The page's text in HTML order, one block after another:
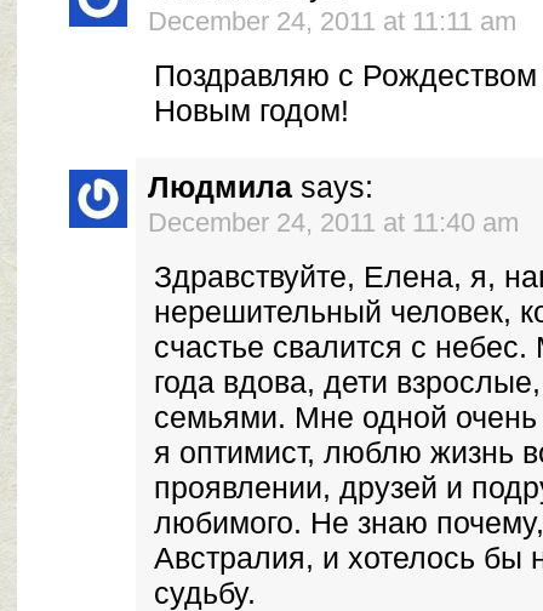
December 24, 2011 at 11:11 am
Поздравляю с
Новым годом!
Людмила says:
December 24, 2011 at 11:40 am
Здравствуйте, Елена, я,
нерешительный человек,
счастье свалится с
года вдова, дети
семьями. Мне одной очень
я оптимист, люблю жизнь
проявлении, друзей и
любимого. Не знаю
Австралия, и хотелось бы
судьбу.